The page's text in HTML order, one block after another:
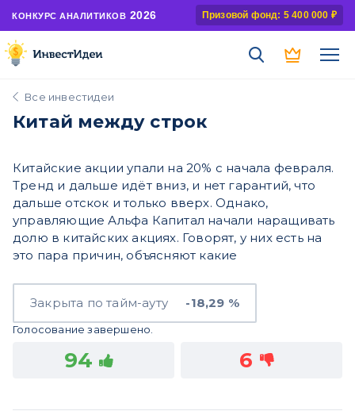
КОНКУРС АНАЛИТИКОВ 2026 Призовой фонд: 5 400 000 ₽
Все инвестидеи
Китай между строк
Китайские акции упали на 20% с начала февраля.
Тренд и дальше идёт вниз, и нет гарантий, что
дальше отскок и только вверх. Однако,
управляющие Альфа Капитал начали наращивать
долю в китайских акциях. Говорят, у них есть на
это пара причин, объясняют какие
Закрыта по тайм-ауту -18,29 %
Голосование завершено.
94 6